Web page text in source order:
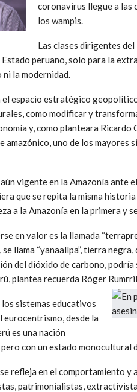
coronavirus llegue a las
los wampis.
Las clases dirigentes
peruano, solo para la
la modernidad.
el espacio estratégico
como modificar y
y, como planteara Ricardo
uno de los mayores
vigente en la Amazonía ante
que se repita la misma
a la Amazonía en la primera y
en valor es la llamada
llama “yanaallpa”, tierra
del dióxido de carbono,
plantea recuerda Róger
sistemas educativos
eurocentrismo, desde la
es una nación
con un estado monocultural
refleja en el comportamiento y
patrimonialistas,